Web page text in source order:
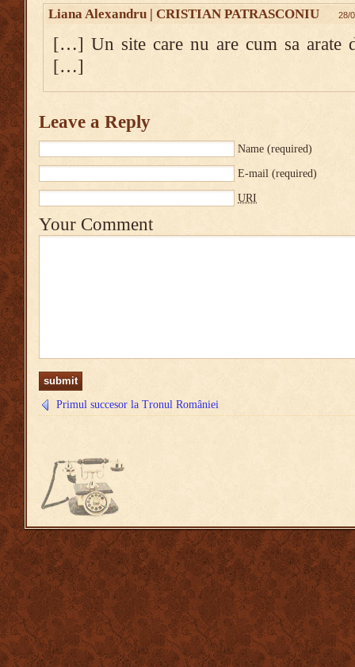
Liana Alexandru | CRISTIAN PATRASCONIU 28/
[…] Un site care nu are cum sa arate
[…]
Leave a Reply
Name (required)
E-mail (required)
URI
Your Comment
Primul succesor la Tronul României